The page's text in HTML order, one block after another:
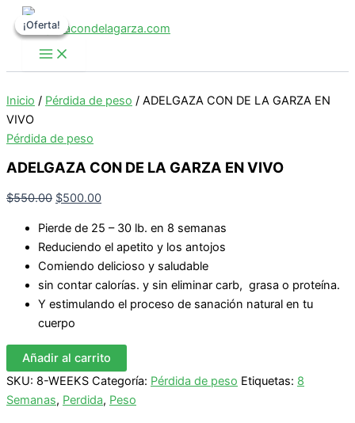
al
contenido
¡Oferta!
Inicio / Pérdida de peso / ADELGAZA CON DE LA GARZA EN
VIVO
Pérdida de peso
ADELGAZA CON DE LA GARZA EN VIVO
$550.00 El
original
era:
$550.00.
$500.00El
actual
es:
$500.00.
Pierde de 25 – 30 lb. en 8 semanas
Reduciendo el apetito y los antojos
Comiendo delicioso y saludable
sin contar calorías. y sin eliminar carb, grasa o proteína.
Y estimulando el proceso de sanación natural en tu
cuerpo
ADELGAZA
CON
DE
LA
Añadir al carrito
SKU: 8-WEEKS Categoría: Pérdida de peso Etiquetas: 8
Semanas, Perdida, Peso
¡Oferta!
¡Oferta!